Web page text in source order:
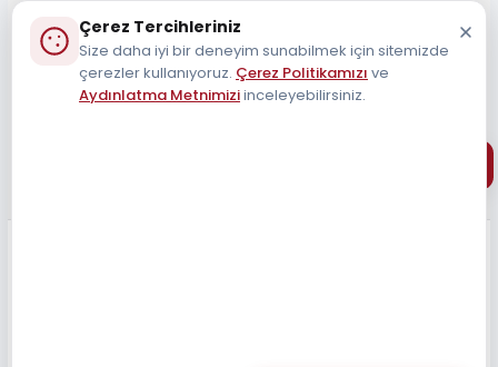
Müşteri Destek Hattı
Çerez Tercihleriniz
Size daha iyi bir deneyim sunabilmek için sitemizde
çerezler kullanıyoruz. Çerez Politikamızı ve
Aydınlatma Metnimiziinceleyebilirsiniz.